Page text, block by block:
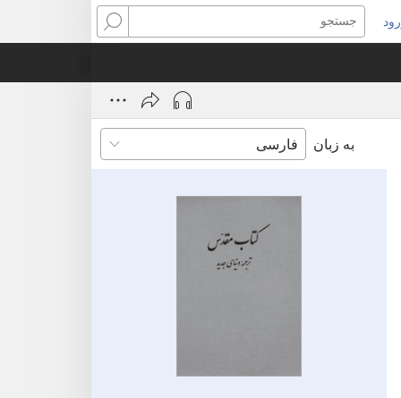
جستجو
به زبان